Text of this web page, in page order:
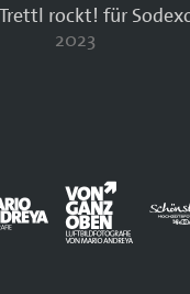
rockt! für
2023